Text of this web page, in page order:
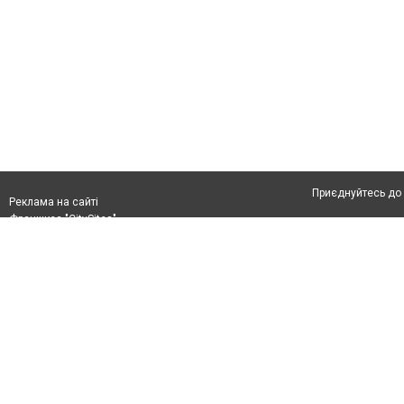
Реклама на сайті
Франшиза "CitySites"
Приєднуйтесь до